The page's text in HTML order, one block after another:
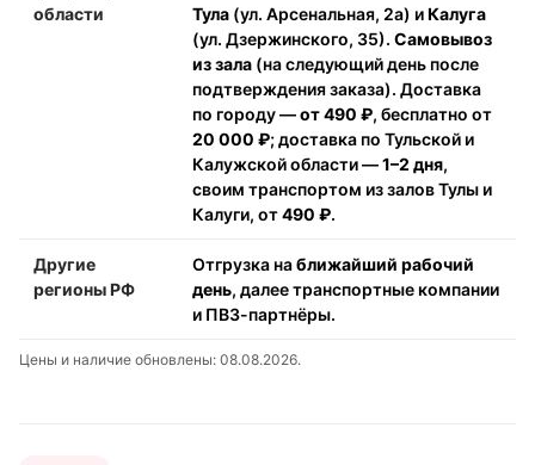
области
Тула (ул. Арсенальная, 2а) иКалуга
(ул. Дзержинского, 35). Самовывоз
из зала (на следующий день после
подтверждения заказа). Доставка
по городу —от 490 ₽, бесплатно от
20 000 ₽; доставка по Тульской и
Калужской области —1–2 дня,
своим транспортом из залов Тулы и
Калуги, от490 ₽.
Другие
регионы РФ
Отгрузка наближайший рабочий
день, далее транспортные компании
и ПВЗ-партнёры.
Цены и наличие обновлены: 08.08.2026.